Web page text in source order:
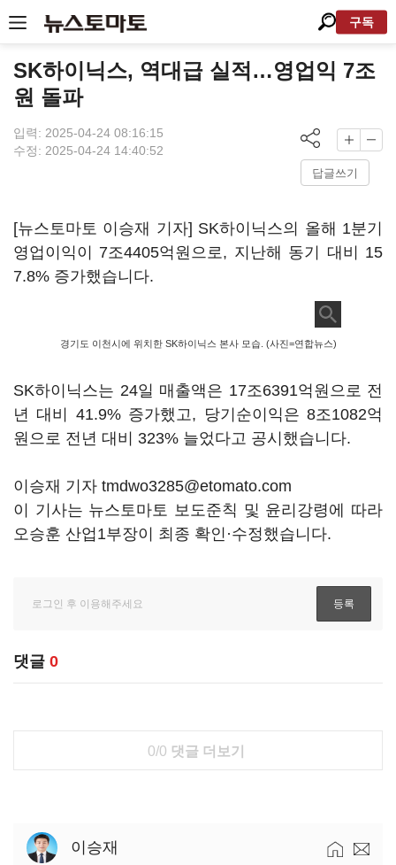
구독
SK하이닉스, 역대급 실적…영업익 7조
원 돌파
입력: 2025-04-24 08:16:15
수정: 2025-04-24 14:40:52
답글쓰기
[뉴스토마토 이승재 기자] SK하이닉스의 올해 1분기
영업이익이 7조4405억원으로, 지난해 동기 대비 15
7.8% 증가했습니다.
경기도 이천시에 위치한 SK하이닉스 본사 모습. (사진=연합뉴스)
SK하이닉스는 24일 매출액은 17조6391억원으로 전
년 대비 41.9% 증가했고, 당기순이익은 8조1082억
원으로 전년 대비 323% 늘었다고 공시했습니다.
이승재 기자 tmdwo3285@etomato.com
이 기사는 뉴스토마토 보도준칙 및 윤리강령에 따라
오승훈 산업1부장이 최종 확인·수정했습니다.
댓글 0
0/0 댓글 더보기
이승재